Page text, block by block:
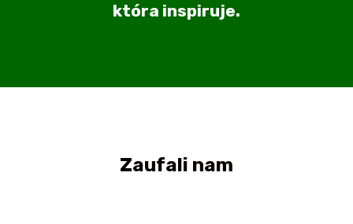
która inspiruje.
Zaufali nam